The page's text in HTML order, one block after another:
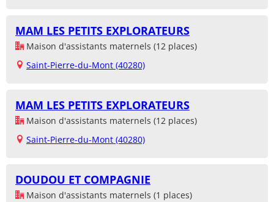
MAM LES PETITS EXPLORATEURS
Maison d'assistants maternels (12 places)
Saint-Pierre-du-Mont (40280)
MAM LES PETITS EXPLORATEURS
Maison d'assistants maternels (12 places)
Saint-Pierre-du-Mont (40280)
DOUDOU ET COMPAGNIE
Maison d'assistants maternels (1 places)